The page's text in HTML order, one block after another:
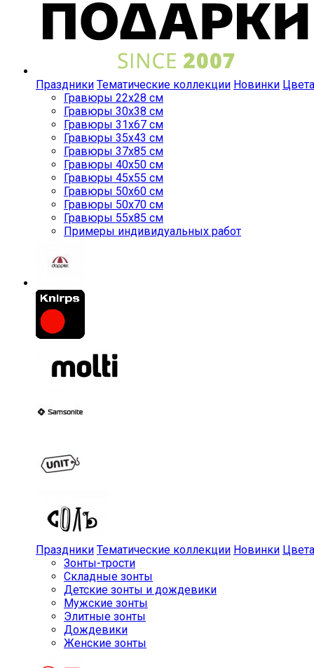
Праздники Тематические коллекции Новинки Цвета
Гравюры 22x28 см
Гравюры 30x38 см
Гравюры 31x67 см
Гравюры 35x43 см
Гравюры 37x85 см
Гравюры 40x50 см
Гравюры 45x55 см
Гравюры 50x60 см
Гравюры 50x70 см
Гравюры 55x85 см
Примеры индивидуальных работ
Праздники Тематические коллекции Новинки Цвета
Зонты-трости
Складные зонты
Детские зонты и дождевики
Мужские зонты
Элитные зонты
Дождевики
Женские зонты